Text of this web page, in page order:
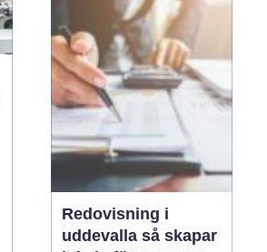
många klasser ordna
klassresor, läger, nya
studiematerial eller
gemensamma upple...
Redovisning i
uddevalla så skapar